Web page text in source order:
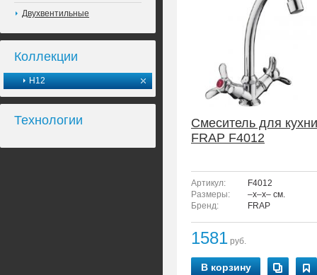
Двухвентильные
Коллекции
H12
Технологии
Смеситель для кухни
FRAP F4012
Артикул:
F4012
Размеры:
–x–x– см.
Бренд:
FRAP
1581 руб.
В корзину